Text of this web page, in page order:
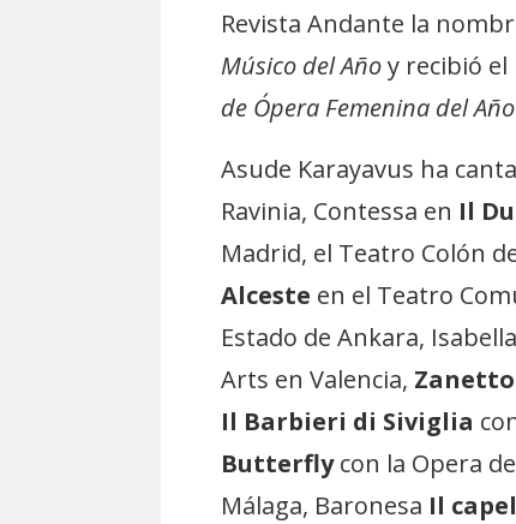
Revista Andante la
Músico del Añoy recibió
de Ópera Femenina del Año
Asude Karayavus ha
Ravinia, Contessa en Il
Madrid, el Teatro Colón
Alceste en el Teatro
Estado de Ankara,
Arts en Valencia, Zanetto
Il Barbieri di Siviglia
Butterflycon la Opera
Málaga, Baronesa Il